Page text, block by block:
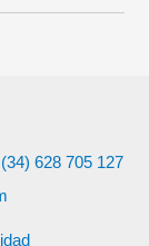
(34) 628 705 127